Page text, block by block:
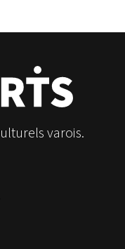
varois.